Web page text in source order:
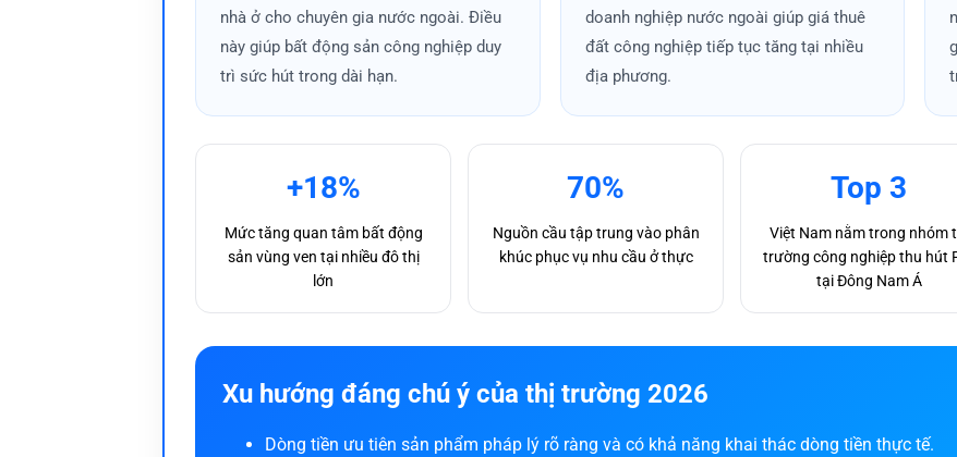
Tác động kinh tế vĩ mô đến từng phân khúc
Những yếu tố như lãi suất, chính sách tín dụng hay tăng trưởng GDP ảnh hưởng trực tiếp đến Bất
tăng kéo theo giao dịch sôi động ở nhiều phân khúc. Ngược lại, chính sách siết tín dụng khiến thị
sang chiến lược dài hạn.
bất động sản trong từng giai đoạn.
Cách đọc vị cơ hội trong từng thời điểm
Không phải lúc nào thị trường cũng mang lại lợi nhuận như nhau, mỗi giai đoạn đều tồn tại những
điểm giúp nhà đầu tư trong Bất Động Sản tối ưu hóa hiệu quả và hạn chế rủi ro.
nhà ở cho chuyên gia nước ngoài. Điều
này giúp bất động sản công nghiệp duy
trì sức hút trong dài hạn.
doanh nghiệp nước ngoài giúp giá thuê
đất công nghiệp tiếp tục tăng tại nhiều
địa phương.
+18%
Mức tăng quan tâm bất động
sản vùng ven tại nhiều đô thị
lớn
70%
Nguồn cầu tập trung vào phân
khúc phục vụ nhu cầu ở thực
Top 3
Việt Nam nằm trong nhóm
trường công nghiệp thu hút
tại Đông Nam Á
Xu hướng đáng chú ý của thị trường 2026
Dòng tiền ưu tiên sản phẩm pháp lý rõ ràng và có khả năng khai thác dòng tiền thực tế.